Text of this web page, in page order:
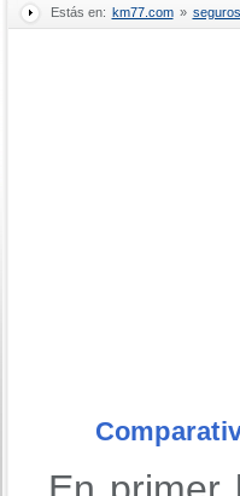
Estás en: km77.com » seguros